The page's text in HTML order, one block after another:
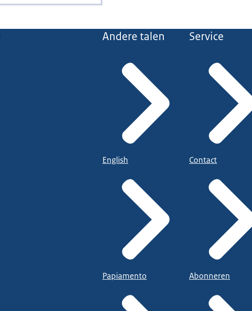
Andere talen
English
Papiamento
Service
Contact
Abonneren